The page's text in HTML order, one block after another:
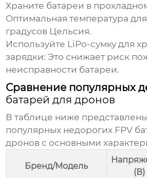
Храните батареи в
Оптимальная температура
градусов Цельсия.
Используйте LiPo-сумку для
зарядки: Это снижает риск
неисправности батареи.
Сравнение популярных
батарей для дронов
В таблице ниже
популярных недорогих FPV
дронов с основными
Бренд/Модель
(В)